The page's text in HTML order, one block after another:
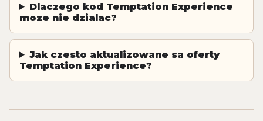
Dlaczego kod Temptation Experience
moze nie dzialac?
Jak czesto aktualizowane sa oferty
Temptation Experience?